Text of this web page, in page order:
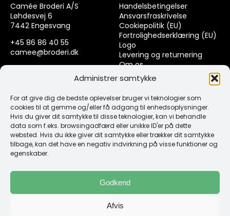
Administrer samtykke
For at give dig de bedste oplevelser bruger vi teknologier som
cookies til at gemme og/eller få adgang til enhedsoplysninger.
Hvis du giver dit samtykke til disse teknologier, kan vi behandle
data som f.eks. browsingadfærd eller unikke ID'er på dette
websted. Hvis du ikke giver dit samtykke eller trækker dit samtykke
tilbage, kan det have en negativ indvirkning på visse funktioner og
egenskaber.
Godkend
Afvis
Camée Broderi A/S
Løhdesvej 6
7442 Engesvang
+45 86 86 40 55
camee@broderi.dk
Handelsbetingelser
Ansvarsfraskrivelse
Cookiepolitik (EU)
Fortrolighedserklæring (EU)
Logo
Levering og returnering
Om os
Kontakt
Links
Spørgsmål & Svar
Tråd
Design selv guide
Konto
Log ind